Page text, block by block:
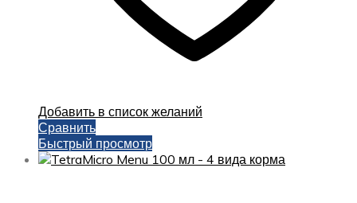
Добавить в список желаний
Сравнить
Быстрый просмотр